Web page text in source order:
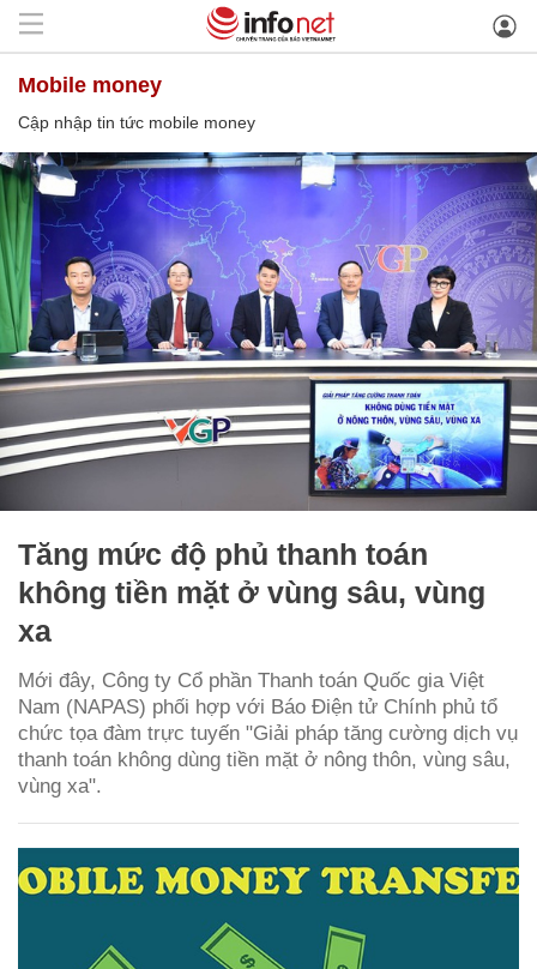
mobile money
Cập nhập tin tức mobile money
Tăng mức độ phủ thanh toán
không tiền mặt ở vùng sâu, vùng
xa
Mới đây, Công ty Cổ phần Thanh toán Quốc gia Việt
Nam (NAPAS) phối hợp với Báo Điện tử Chính phủ tổ
chức tọa đàm trực tuyến "Giải pháp tăng cường dịch vụ
thanh toán không dùng tiền mặt ở nông thôn, vùng sâu,
vùng xa".